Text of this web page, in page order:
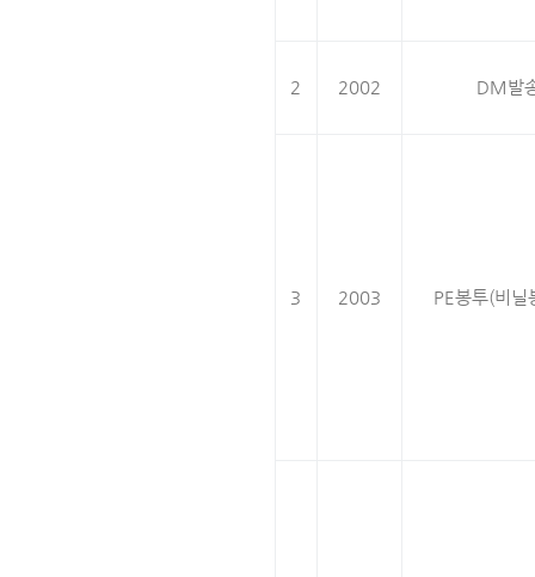
2 2002 DM발
3 2003 PE봉투(비닐